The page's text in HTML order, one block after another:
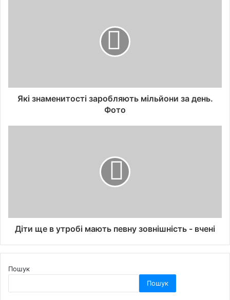
Які знаменитості заробляють мільйони за день.
Фото
Діти ще в утробі мають певну зовнішність - вчені
Пошук
Пошук